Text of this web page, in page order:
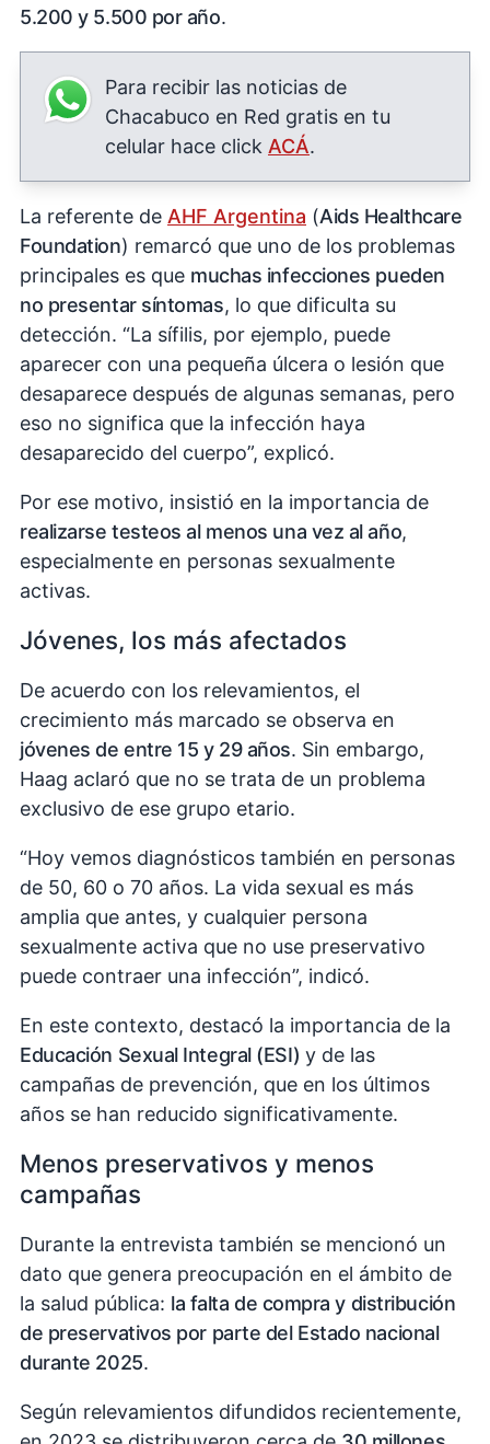
5.200 y 5.500 por año.
Para recibir las noticias de
Chacabuco en Red gratis en tu
celular hace click ACÁ.
La referente de AHF Argentina (Aids Healthcare
Foundation) remarcó que uno de los problemas
principales es que muchas infecciones pueden
no presentar síntomas, lo que dificulta su
detección. “La sífilis, por ejemplo, puede
aparecer con una pequeña úlcera o lesión que
desaparece después de algunas semanas, pero
eso no significa que la infección haya
desaparecido del cuerpo”, explicó.
Por ese motivo, insistió en la importancia de
realizarse testeos al menos una vez al año,
especialmente en personas sexualmente
activas.
Jóvenes, los más afectados
De acuerdo con los relevamientos, el
crecimiento más marcado se observa en
jóvenes de entre 15 y 29 años. Sin embargo,
Haag aclaró que no se trata de un problema
exclusivo de ese grupo etario.
“Hoy vemos diagnósticos también en personas
de 50, 60 o 70 años. La vida sexual es más
amplia que antes, y cualquier persona
sexualmente activa que no use preservativo
puede contraer una infección”, indicó.
En este contexto, destacó la importancia de la
Educación Sexual Integral (ESI) y de las
campañas de prevención, que en los últimos
años se han reducido significativamente.
Menos preservativos y menos
campañas
Durante la entrevista también se mencionó un
dato que genera preocupación en el ámbito de
la salud pública: la falta de compra y distribución
de preservativos por parte del Estado nacional
durante 2025.
Según relevamientos difundidos recientemente,